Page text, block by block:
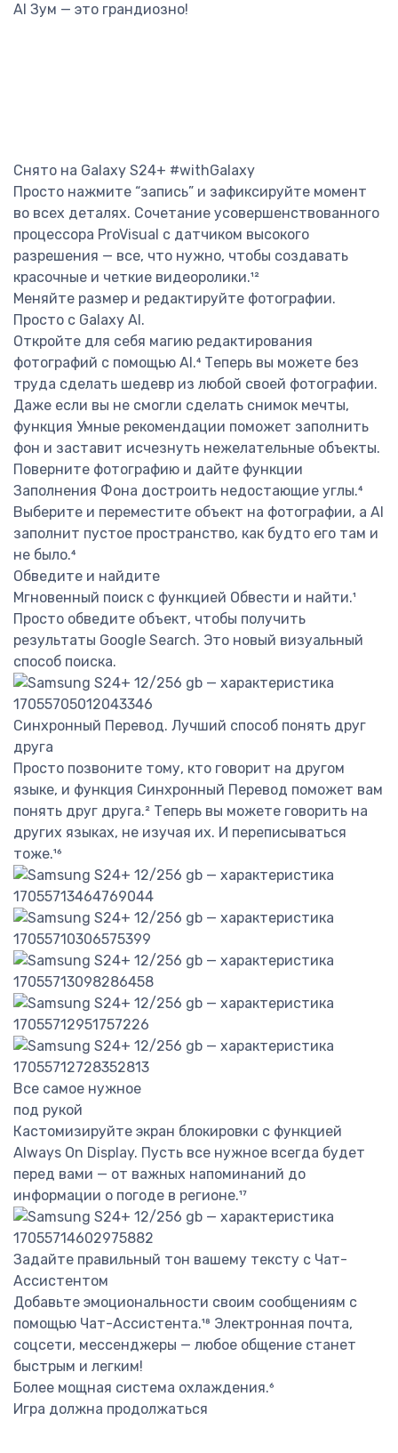
AI Зум — это грандиозно!
Снято на Galaxy S24+ #withGalaxy
Просто нажмите “запись” и зафиксируйте момент
во всех деталях. Сочетание усовершенствованного
процессора ProVisual с датчиком высокого
разрешения — все, что нужно, чтобы создавать
красочные и четкие видеоролики.¹²
Меняйте размер и редактируйте фотографии.
Просто с Galaxy AI.
Откройте для себя магию редактирования
фотографий с помощью AI.⁴ Теперь вы можете без
труда сделать шедевр из любой своей фотографии.
Даже если вы не смогли сделать снимок мечты,
функция Умные рекомендации поможет заполнить
фон и заставит исчезнуть нежелательные объекты.
Поверните фотографию и дайте функции
Заполнения Фона достроить недостающие углы.⁴
Выберите и переместите объект на фотографии, а AI
заполнит пустое пространство, как будто его там и
не было.⁴
Обведите и найдите
Мгновенный поиск с функцией Обвести и найти.¹
Просто обведите объект, чтобы получить
результаты Google Search. Это новый визуальный
способ поиска.
Синхронный Перевод. Лучший способ понять друг
друга
Просто позвоните тому, кто говорит на другом
языке, и функция Синхронный Перевод поможет вам
понять друг друга.² Теперь вы можете говорить на
других языках, не изучая их. И переписываться
тоже.¹⁶
Все самое нужное
под рукой
Кастомизируйте экран блокировки с функцией
Always On Display. Пусть все нужное всегда будет
перед вами — от важных напоминаний до
информации о погоде в регионе.¹⁷
Задайте правильный тон вашему тексту с Чат-
Ассистентом
Добавьте эмоциональности своим сообщениям с
помощью Чат-Ассистента.¹⁸ Электронная почта,
соцсети, мессенджеры — любое общение станет
быстрым и легким!
Более мощная система охлаждения.⁶
Игра должна продолжаться